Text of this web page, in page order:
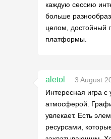
каждую сессию
больше
целом, достойный
платформы.
aletol
3 August
Интересная игра с
атмосферой.
увлекает. Есть
ресурсами,